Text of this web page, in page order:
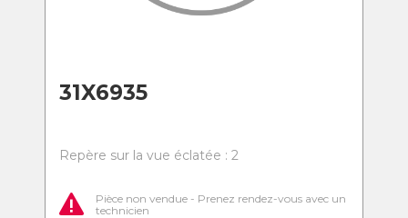
31X6935
Repère sur la vue éclatée : 2
Pièce non vendue - Prenez rendez-vous avec un
technicien